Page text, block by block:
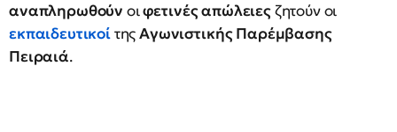
αναπληρωθούν οιφετινές απώλειεςζητούν οι
εκπαιδευτικοίτηςΑγωνιστικής Παρέμβασης
Πειραιά.